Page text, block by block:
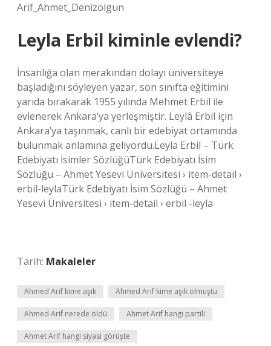
Arif_Ahmet_Denizolgun
Leyla Erbil kiminle evlendi?
İnsanlığa olan merakından dolayı üniversiteye
başladığını söyleyen yazar, son sınıfta eğitimini
yarıda bırakarak 1955 yılında Mehmet Erbil ile
evlenerek Ankara’ya yerleşmiştir. Leylâ Erbil için
Ankara’ya taşınmak, canlı bir edebiyat ortamında
bulunmak anlamına geliyordu.Leyla Erbil – Türk
Edebiyatı İsimler SözlüğüTürk Edebiyatı İsim
Sözlüğü – Ahmet Yesevi Üniversitesi › item-detail ›
erbil-leylaTürk Edebiyatı İsim Sözlüğü – Ahmet
Yesevi Üniversitesi › item-detail › erbil -leyla
Tarih: Makaleler
Ahmed Arif kime aşık Ahmed Arif kime aşık olmuştu
Ahmed Arif nerede öldü Ahmet Arif hangi partili
Ahmet Arif hangi siyasi görüşte